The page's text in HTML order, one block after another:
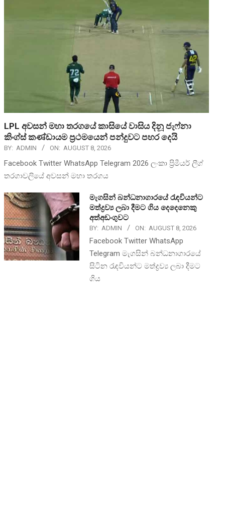
LPL අවසන් මහා තරගයේ කාසියේ වාසිය දිනූ ජැෆ්නා
කිංග්ස් කණ්ඩායම ප්‍රථමයෙන් පන්දුවට පහර දෙයි
BY: ADMIN ON: AUGUST 8, 2026
Facebook Twitter WhatsApp Telegram 2026 ලංකා ප්‍රිමීයර් ලීග්
තරගාවලියේ අවසන් මහා තරගය
මැගසින් බන්ධනාගාරයේ රැඳවියන්ට
මත්ද්‍රව්‍ය ලබා දීමට ගිය දෙදෙනෙකු
අත්අඩංගුවට
BY: ADMIN ON: AUGUST 8, 2026
Facebook Twitter WhatsApp
Telegram මැගසින් බන්ධනාගාරයේ
සිටින රැඳවියන්ට මත්ද්‍රව්‍ය ලබා දීමට
ගිය